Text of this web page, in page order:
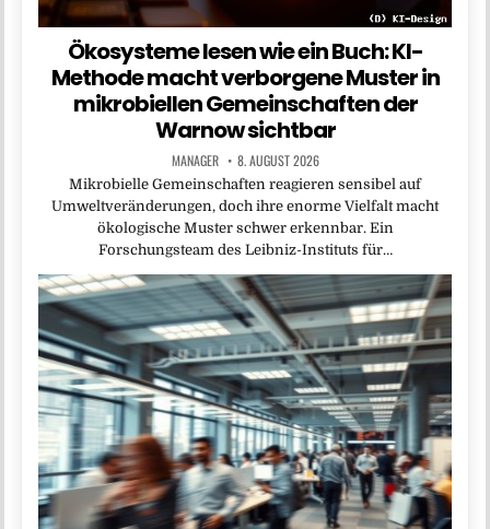
Ökosysteme lesen wie ein Buch: KI-
Methode macht verborgene Muster in
mikrobiellen Gemeinschaften der
Warnow sichtbar
MANAGER 8. AUGUST 2026
Mikrobielle Gemeinschaften reagieren sensibel auf
Umweltveränderungen, doch ihre enorme Vielfalt macht
ökologische Muster schwer erkennbar. Ein
Forschungsteam des Leibniz-Instituts für…